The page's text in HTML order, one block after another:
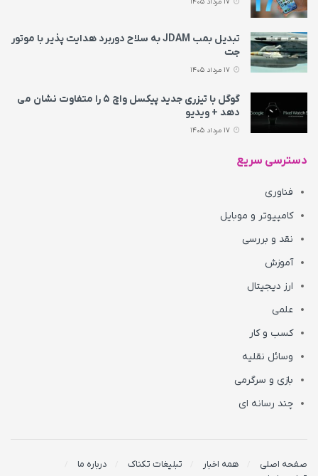
تبدیل بمب JDAM به سلاح دوربرد هدایت پذیر با موتور
جت
گوگل با تیزری جدید پیکسل واچ ۵ را متفاوت نشان می‌
دهد + ویدیو
دسترسی سریع
فناوری
کامپیوتر و موبایل
نقد و بررسی
آموزش
ارز دیجیتال
علمی
کسب و کار
وسائل نقلیه
بازی و سرگرمی
چند رسانه ای
صفحه اصلی همه اخبار تبلیغات تکناک
درباره ما